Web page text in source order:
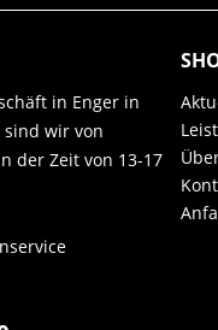
in Enger in
wir von
der Zeit von 13-17